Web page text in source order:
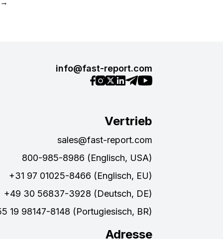
→
info@fast-report.com
Vertrieb
sales@fast-report.com
800-985-8986 (Englisch, USA)
+31 97 01025-8466 (Englisch, EU)
+49 30 56837-3928 (Deutsch, DE)
19 98147-8148 (Portugiesisch, BR)
Adresse